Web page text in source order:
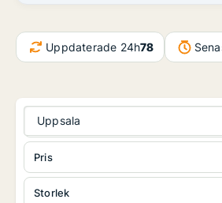
Uppdaterade 24h78
Uppsala
Storlek
Pris